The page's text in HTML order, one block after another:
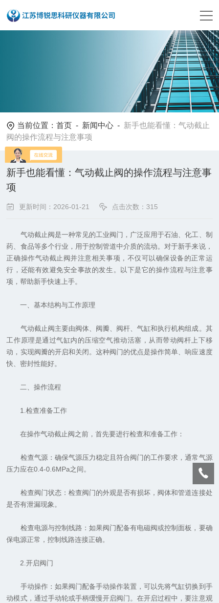
当前位置：首页 - 新闻中心 - 新手也能看懂：气动截止
阀的操作流程与注意事项
新手也能看懂：气动截止阀的操作流程与注意事
项
更新时间：2026-01-21 点击次数：315
气动截止阀是一种常见的工业阀门，广泛应用于石油、化工、制
药、食品等多个行业，用于控制管道中介质的流动。对于新手来说，
正确操作气动截止阀并注意相关事项，不仅可以确保设备的正常运
行，还能有效避免安全事故的发生。以下是它的操作流程与注意事
项，帮助新手快速上手。
一、基本结构与工作原理
气动截止阀主要由阀体、阀瓣、阀杆、气缸和执行机构组成。其
工作原理是通过气缸内的压缩空气推动活塞，从而带动阀杆上下移
动，实现阀瓣的开启和关闭。这种阀门的优点是操作简单、响应速度
快、密封性能好。
二、操作流程
1.检查准备工作
在操作气动截止阀之前，首先要进行检查和准备工作：
检查气源：确保气源压力稳定且符合阀门的工作要求，通常气源
压力应在0.4-0.6MPa之间。
检查阀门状态：检查阀门的外观是否有损坏，阀体和管道连接处
是否有泄漏现象。
检查电源与控制线路：如果阀门配备有电磁阀或控制面板，要确
保电源正常，控制线路连接正确。
2.开启阀门
手动操作：如果阀门配备手动操作装置，可以先将气缸切换到手
动模式，通过手动轮或手柄缓慢开启阀门。在开启过程中，要注意观